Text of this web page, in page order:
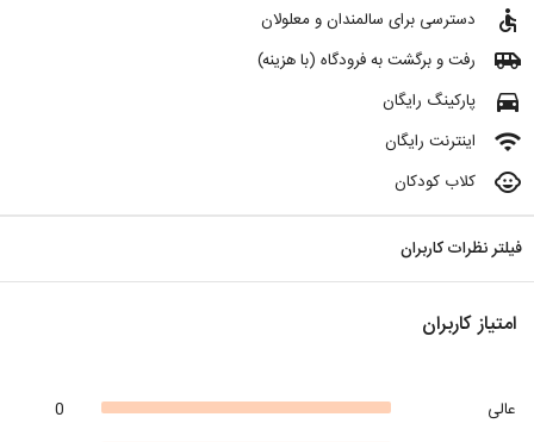
accessible دسترسی برای سالمندان و معلولان
airport_shuttle رفت و برگشت به فرودگاه (با هزینه)
directions_car پارکینگ رایگان
wifi اینترنت رایگان
child_care کلاب کودکان
فیلتر نظرات کاربران
امتیاز کاربران
0
عالی